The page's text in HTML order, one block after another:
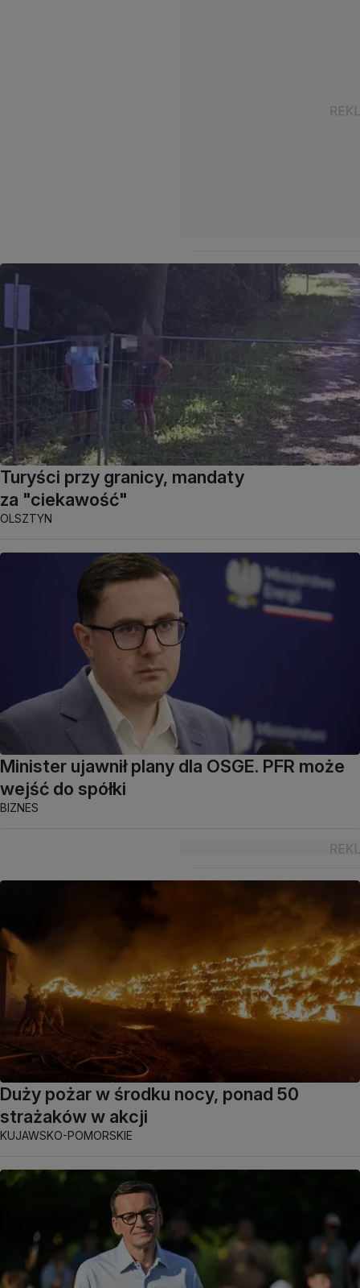
Turyści przy granicy, mandaty
za "ciekawość"
OLSZTYN
Minister ujawnił plany dla OSGE. PFR może
wejść do spółki
BIZNES
Duży pożar w środku nocy, ponad 50
strażaków w akcji
KUJAWSKO-POMORSKIE